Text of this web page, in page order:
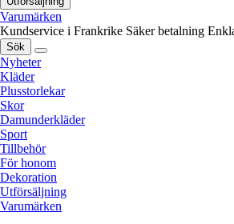
Varumärken
Kundservice i Frankrike Säker betalning
Sök
Nyheter
Kläder
Plusstorlekar
Skor
Damunderkläder
Sport
Tillbehör
För honom
Dekoration
Utförsäljning
Varumärken